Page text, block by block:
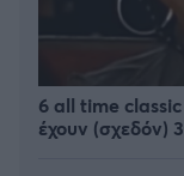
6 all time classic
έχουν (σχεδόν)